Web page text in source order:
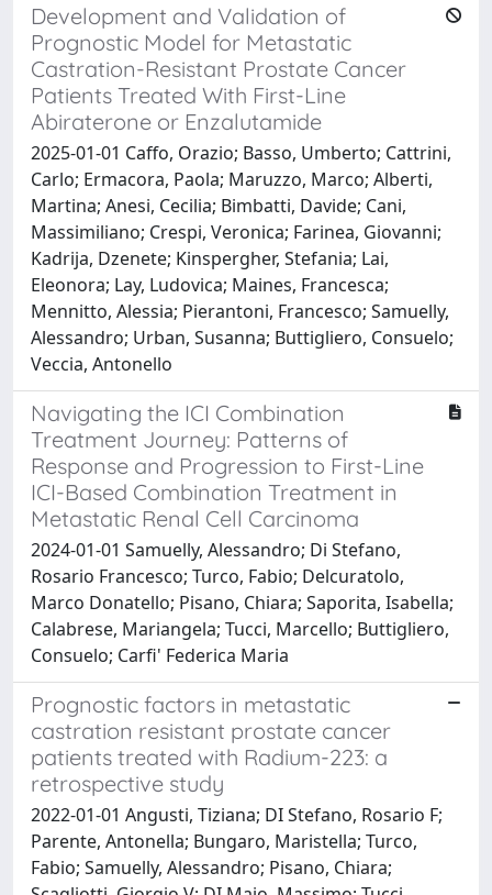
Development and Validation of
Prognostic Model for Metastatic
Castration-Resistant Prostate Cancer
Patients Treated With First-Line
Abiraterone or Enzalutamide
2025-01-01 Caffo, Orazio; Basso, Umberto; Cattrini,
Carlo; Ermacora, Paola; Maruzzo, Marco; Alberti,
Martina; Anesi, Cecilia; Bimbatti, Davide; Cani,
Massimiliano; Crespi, Veronica; Farinea, Giovanni;
Kadrija, Dzenete; Kinspergher, Stefania; Lai,
Eleonora; Lay, Ludovica; Maines, Francesca;
Mennitto, Alessia; Pierantoni, Francesco; Samuelly,
Alessandro; Urban, Susanna; Buttigliero, Consuelo;
Veccia, Antonello
Navigating the ICI Combination
Treatment Journey: Patterns of
Response and Progression to First-Line
ICI-Based Combination Treatment in
Metastatic Renal Cell Carcinoma
2024-01-01 Samuelly, Alessandro; Di Stefano,
Rosario Francesco; Turco, Fabio; Delcuratolo,
Marco Donatello; Pisano, Chiara; Saporita, Isabella;
Calabrese, Mariangela; Tucci, Marcello; Buttigliero,
Consuelo; Carfi' Federica Maria
Prognostic factors in metastatic
castration resistant prostate cancer
patients treated with Radium-223: a
retrospective study
2022-01-01 Angusti, Tiziana; DI Stefano, Rosario F;
Parente, Antonella; Bungaro, Maristella; Turco,
Fabio; Samuelly, Alessandro; Pisano, Chiara;